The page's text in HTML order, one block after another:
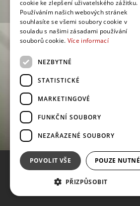
cookie ke zlepšení uživatelského zážitku.
Používáním našich webových stránek
souhlasíte se všemi soubory cookie v
souladu s našimi zásadami používání
souborů cookie. Více informací
NEZBYTNÉ
STATISTICKÉ
MARKETINGOVÉ
FUNKČNÍ SOUBORY
NEZAŘAZENÉ SOUBORY
POVOLIT VŠE POUZE NUTNÉ
PŘIZPŮSOBIT